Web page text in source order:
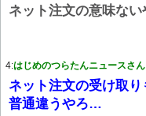
ネット注文の意味ない
4:はじめのつらたんニュースさん
ネット注文の受け取
普通違うやろ…